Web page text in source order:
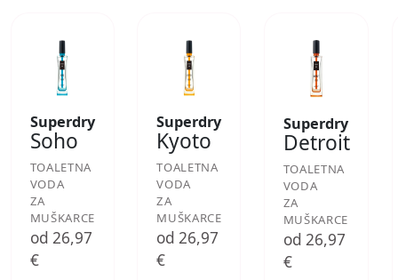
Superdry
Soho
TOALETNA
VODA
ZA
MUŠKARCE
od 26,97
€
Superdry
Kyoto
TOALETNA
VODA
ZA
MUŠKARCE
od 26,97
€
Superdry
Detroit
TOALETNA
VODA
ZA
MUŠKARCE
od 26,97
€